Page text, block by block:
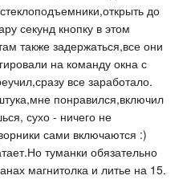
до
секунд кнопку в этом
также задержаться,все они
на команду окна с
все заработало.
понравился,включил
сухо - ничего не
сами включаются :)
туманки обязательно
магнитолка и литье на 15.